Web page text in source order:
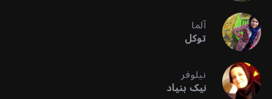
آلما
توکل
نیلوفر
نیک بنیاد